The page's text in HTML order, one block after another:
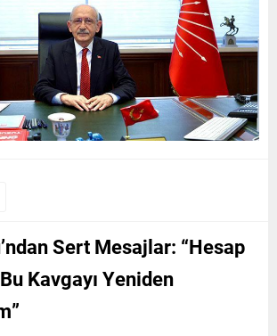
Sert Mesajlar: “Hesap
Kavgayı Yeniden